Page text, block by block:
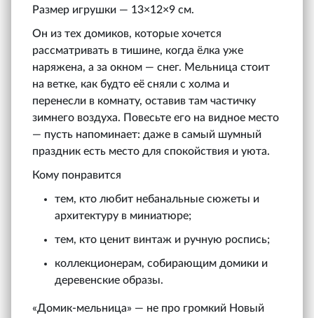
Размер игрушки — 13×12×9 см.
Он из тех домиков, которые хочется
рассматривать в тишине, когда ёлка уже
наряжена, а за окном — снег. Мельница стоит
на ветке, как будто её сняли с холма и
перенесли в комнату, оставив там частичку
зимнего воздуха. Повесьте его на видное место
— пусть напоминает: даже в самый шумный
праздник есть место для спокойствия и уюта.
Кому понравится
тем, кто любит небанальные сюжеты и
архитектуру в миниатюре;
тем, кто ценит винтаж и ручную роспись;
коллекционерам, собирающим домики и
деревенские образы.
«Домик-мельница» — не про громкий Новый